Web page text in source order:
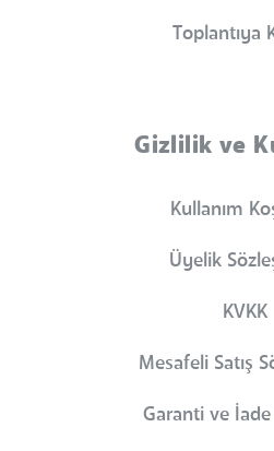
Toplantıya
Gizlilik ve
Kullanım
Üyelik
KVKK
Mesafeli Satış
Garanti ve İade